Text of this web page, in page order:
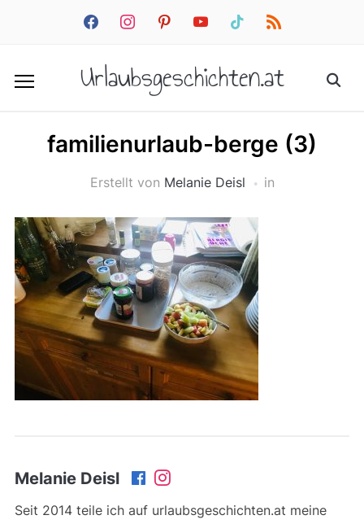
facebookinstagrampinterestyoutube tiktok rss
Urlaubsgeschichten.at
familienurlaub-berge (3)
Erstellt von Melanie Deisl in
Melanie Deisl
Seit 2014 teile ich auf urlaubsgeschichten.at meine